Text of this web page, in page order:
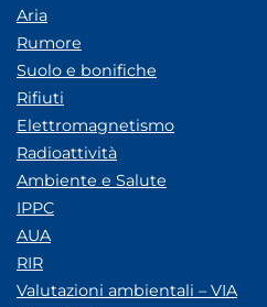
Aria
Rumore
Suolo e bonifiche
Rifiuti
Elettromagnetismo
Radioattività
Ambiente e Salute
IPPC
AUA
RIR
Valutazioni ambientali – VIA